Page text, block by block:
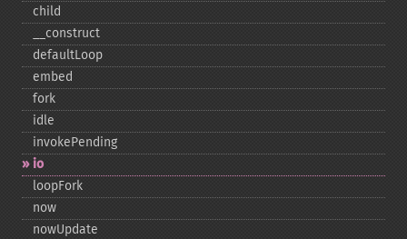
child
_​_​construct
defaultLoop
embed
fork
idle
invokePending
io
loopFork
now
nowUpdate